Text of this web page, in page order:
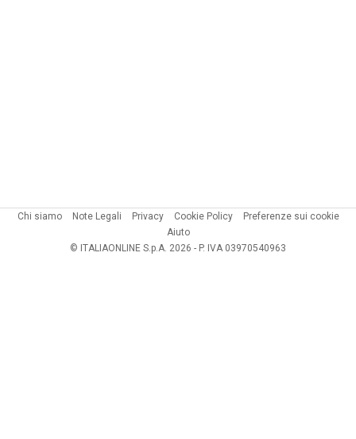
Chi siamo Note Legali Privacy Cookie Policy
Preferenze sui cookie
Aiuto
© ITALIAONLINE S.p.A. 2026 - P. IVA 03970540963